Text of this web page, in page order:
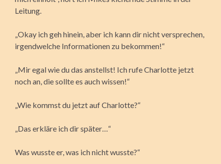
Leitung.
„Okay ich geh hinein, aber ich kann dir nicht versprechen,
irgendwelche Informationen zu bekommen!“
„Mir egal wie du das anstellst! Ich rufe Charlotte jetzt
noch an, die sollte es auch wissen!“
„Wie kommst du jetzt auf Charlotte?“
„Das erkläre ich dir später…“
Was wusste er, was ich nicht wusste?“